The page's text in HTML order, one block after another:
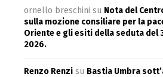
ornello breschini su Nota del
sulla mozione consiliare per la
Oriente e gli esiti della seduta del
2026.
Renzo Renzi su Bastia Umbra